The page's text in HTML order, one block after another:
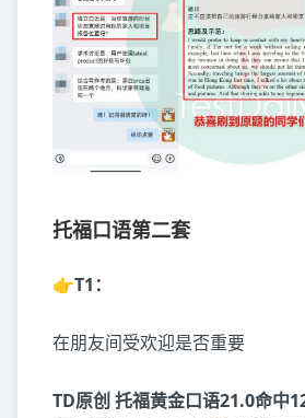
托福口语第二套
👉T1：
在朋友间受欢迎是否重要
TD原创 托福黄金口语21.0命中